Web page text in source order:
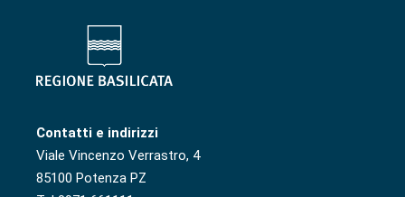
Contatti e indirizzi
Viale Vincenzo Verrastro, 4
85100 Potenza PZ